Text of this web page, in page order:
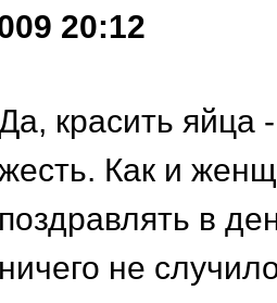
20:12
красить яйца
Как и
поздравлять в
ничего не